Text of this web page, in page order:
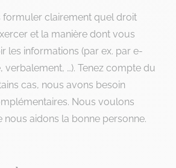
formuler clairement quel droit
et la manière dont vous
les informations (par ex. par e-
verbalement, …). Tenez compte du
cas, nous avons besoin
Nous voulons
nous aidons la bonne personne.